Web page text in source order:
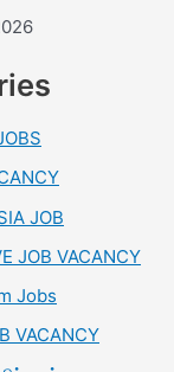
JOB
JOB VACANCY
Jobs
VACANCY